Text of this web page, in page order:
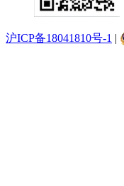
沪ICP备18041810号-1 |